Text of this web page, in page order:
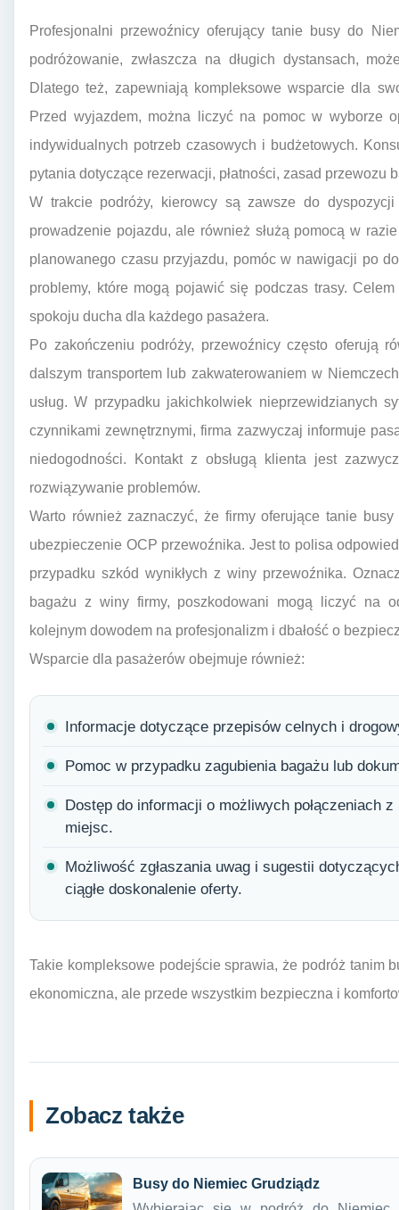
Profesjonalni przewoźnicy oferujący tanie busy do
podróżowanie, zwłaszcza na długich dystansach,
Dlatego też, zapewniają kompleksowe wsparcie dla
Przed wyjazdem, można liczyć na pomoc w wyborze
indywidualnych potrzeb czasowych i budżetowych.
pytania dotyczące rezerwacji, płatności, zasad przewozu
W trakcie podróży, kierowcy są zawsze do
prowadzenie pojazdu, ale również służą pomocą w
planowanego czasu przyjazdu, pomóc w nawigacji po
problemy, które mogą pojawić się podczas trasy.
spokoju ducha dla każdego pasażera.
Po zakończeniu podróży, przewoźnicy często oferują
dalszym transportem lub zakwaterowaniem w
usług. W przypadku jakichkolwiek nieprzewidzianych
czynnikami zewnętrznymi, firma zazwyczaj informuje
niedogodności. Kontakt z obsługą klienta jest
rozwiązywanie problemów.
Warto również zaznaczyć, że firmy oferujące tanie
ubezpieczenie OCP przewoźnika. Jest to polisa
przypadku szkód wynikłych z winy przewoźnika.
bagażu z winy firmy, poszkodowani mogą liczyć na
kolejnym dowodem na profesjonalizm i dbałość o
Wsparcie dla pasażerów obejmuje również:
Informacje dotyczące przepisów celnych i
Pomoc w przypadku zagubienia bagażu lub
Dostęp do informacji o możliwych połączeniach
miejsc.
Możliwość zgłaszania uwag i sugestii
ciągłe doskonalenie oferty.
Takie kompleksowe podejście sprawia, że podróż tanim
ekonomiczna, ale przede wszystkim bezpieczna i
Zobacz także
Busy do Niemiec Grudziądz